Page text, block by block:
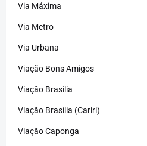
Via Máxima
Via Metro
Via Urbana
Viação Bons Amigos
Viação Brasília
Viação Brasília (Cariri)
Viação Caponga